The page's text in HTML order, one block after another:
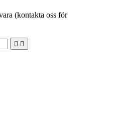
(kontakta oss för
 